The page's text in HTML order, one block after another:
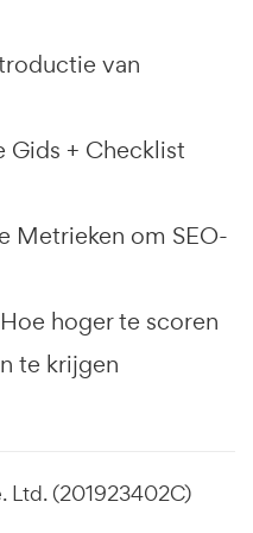
van
Gids + Checklist
Metrieken om SEO-
hoger te scoren
te krijgen
Ltd. (201923402C)